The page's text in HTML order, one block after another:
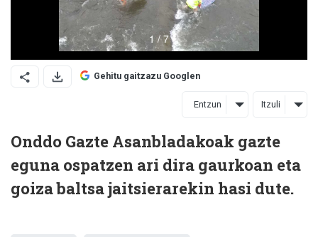
Gehitu gaitzazu Googlen
Entzun Itzuli
Onddo Gazte Asanbladakoak gazte
eguna ospatzen ari dira gaurkoan eta
goiza baltsa jaitsierarekin hasi dute.